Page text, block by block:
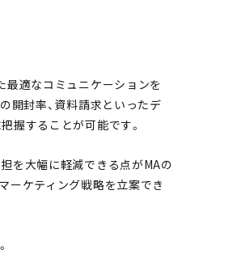
最適なコミュニケーションを
開封率、資料請求といったデ
握することが可能です。
を大幅に軽減できる点がMAの
ーケティング戦略を立案でき